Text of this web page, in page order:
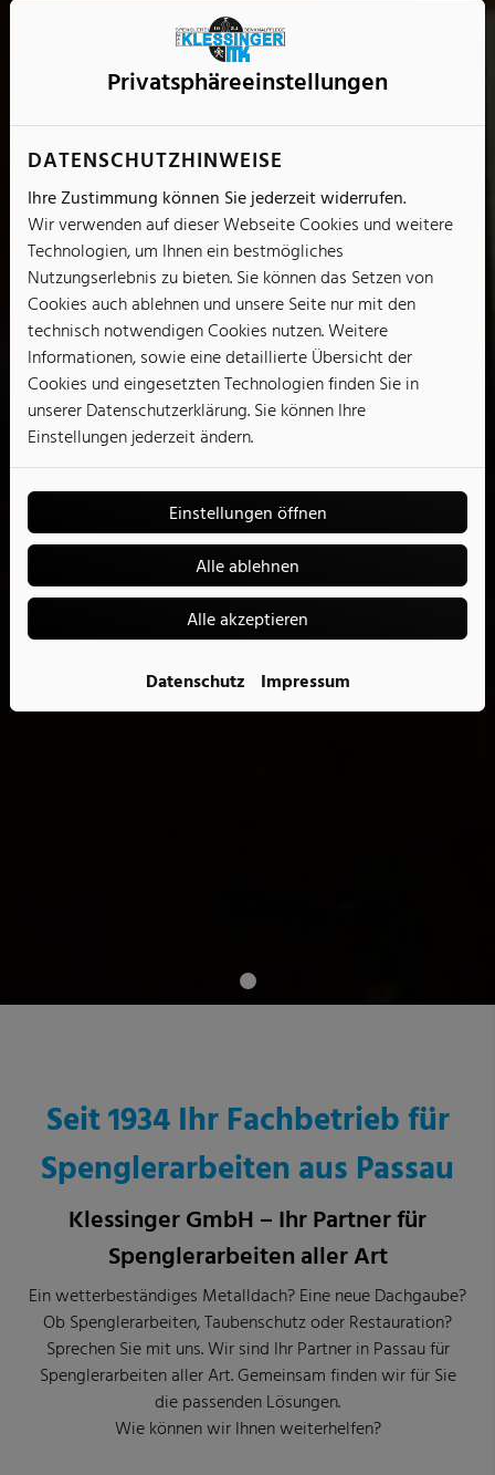
Seit 1934 Ihr Fachbetrieb für
Spenglerarbeiten aus Passau
Klessinger GmbH – Ihr Partner für
Spenglerarbeiten aller Art
Ein wetterbeständiges Metalldach? Eine neue Dachgaube?
Ob Spenglerarbeiten, Taubenschutz oder Restauration?
Sprechen Sie mit uns. Wir sind Ihr Partner in Passau für
Spenglerarbeiten aller Art. Gemeinsam finden wir für Sie
die passenden Lösungen.
Wie können wir Ihnen weiterhelfen?
Privatsphäre­einstellungen
DATENSCHUTZHINWEISE
Ihre Zustimmung können Sie jederzeit widerrufen.
Wir verwenden auf dieser Webseite Cookies und weitere
Technologien, um Ihnen ein bestmögliches
Nutzungserlebnis zu bieten. Sie können das Setzen von
Cookies auch ablehnen und unsere Seite nur mit den
technisch notwendigen Cookies nutzen. Weitere
Informationen, sowie eine detaillierte Übersicht der
Cookies und eingesetzten Technologien finden Sie in
unserer Datenschutzerklärung. Sie können Ihre
Einstellungen jederzeit ändern.
Einstellungen öffnen
Alle ablehnen
Alle akzeptieren
Datenschutz Impressum